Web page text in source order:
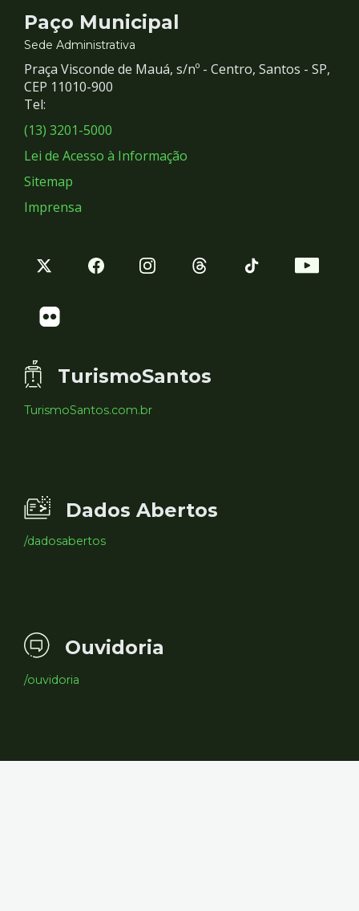
Contato
e
Redes
Sociais
Paço Municipal
Sede Administrativa
Praça Visconde de Mauá, s/nº - Centro, Santos - SP,
CEP 11010-900
Tel:
(13) 3201-5000
Lei de Acesso à Informação
Sitemap
Imprensa
TurismoSantos
TurismoSantos.com.br
Dados Abertos
/dadosabertos
Ouvidoria
/ouvidoria